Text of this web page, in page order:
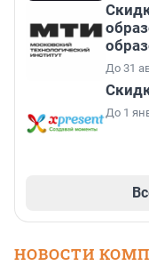
До 31
До 1
НОВОСТИ